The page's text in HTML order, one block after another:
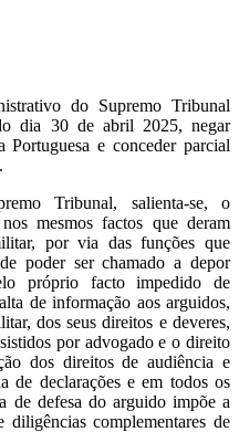
do Supremo Tribunal
dia 30 de abril 2025, negar
e conceder parcial
Tribunal, salienta-se, o
mesmos factos que deram
por via das funções que
poder ser chamado a depor
próprio facto impedido de
de informação aos arguidos,
dos seus direitos e deveres,
por advogado e o direito
dos direitos de audiência e
de declarações e em todos os
de defesa do arguido impõe a
diligências complementares de